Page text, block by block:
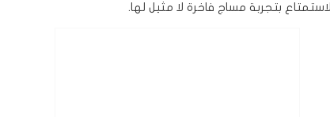
بتجربة مساج فاخرة لا مثيل لها.